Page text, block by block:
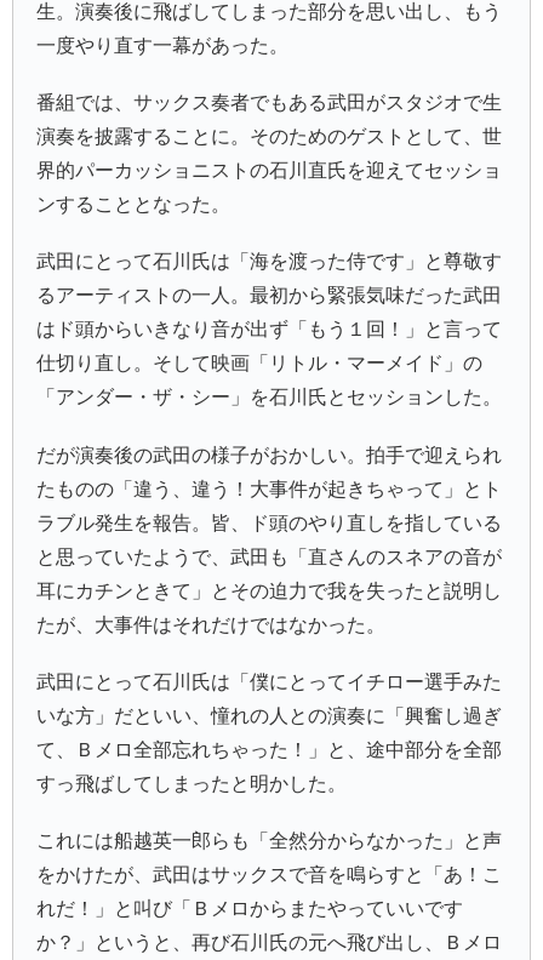
生。演奏後に飛ばしてしまった部分を思い出し、もう
一度やり直す一幕があった。
番組では、サックス奏者でもある武田がスタジオで生
演奏を披露することに。そのためのゲストとして、世
界的パーカッショニストの石川直氏を迎えてセッショ
ンすることとなった。
武田にとって石川氏は「海を渡った侍です」と尊敬す
るアーティストの一人。最初から緊張気味だった武田
はド頭からいきなり音が出ず「もう１回！」と言って
仕切り直し。そして映画「 リトル・マーメイド 」の
「アンダー・ザ・シー」を石川氏とセッションした。
だが演奏後の武田の様子がおかしい。拍手で迎えられ
たものの「違う、違う！大事件が起きちゃって」とト
ラブル発生を報告。皆、ド頭のやり直しを指している
と思っていたようで、武田も「直さんのスネアの音が
耳にカチンときて」とその迫力で我を失ったと説明し
たが、大事件はそれだけではなかった。
武田にとって石川氏は「僕にとってイチロー選手みた
いな方」だといい、憧れの人との演奏に「興奮し過ぎ
て、Ｂメロ全部忘れちゃった！」と、途中部分を全部
すっ飛ばしてしまったと明かした。
これには船越英一郎らも「全然分からなかった」と声
をかけたが、武田はサックスで音を鳴らすと「あ！こ
れだ！」と叫び「Ｂメロからまたやっていいです
か？」というと、再び石川氏の元へ飛び出し、Ｂメロ